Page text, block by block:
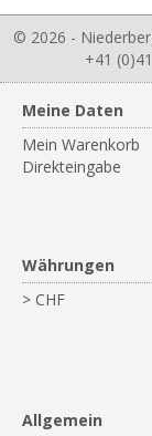
© 2026 -
+41
Meine Daten
Mein Warenkorb
Direkteingabe
Währungen
> CHF
Allgemein